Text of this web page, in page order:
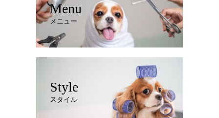
Menu
メニュー
Style
スタイル